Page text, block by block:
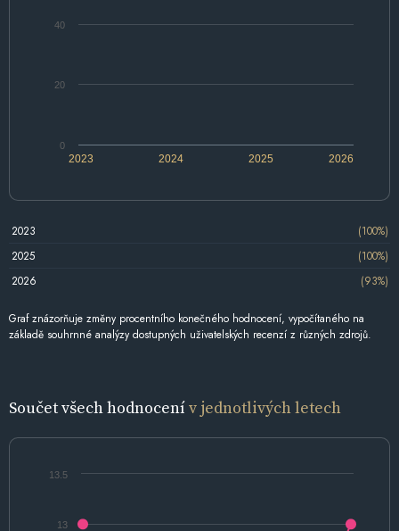
2024 2026
2023 2025
0
20
40
2023
(100%)
2025
(100%)
2026
(93%)
Graf znázorňuje změny procentního konečného hodnocení, vypočítaného na
základě souhrnné analýzy dostupných uživatelských recenzí z různých zdrojů.
Součet všech hodnocenív jednotlivých letech
13
13.5